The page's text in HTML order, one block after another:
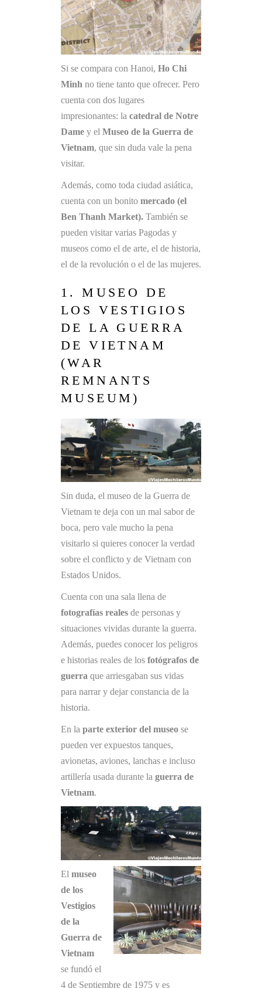
Si se compara con Hanoi, Ho Chi
Minh no tiene tanto que ofrecer. Pero
cuenta con dos lugares
impresionantes: la catedral de Notre
Dame y el Museo de la Guerra de
Vietnam, que sin duda vale la pena
visitar.
Además, como toda ciudad asiática,
cuenta con un bonito mercado (el
Ben Thanh Market). También se
pueden visitar varias Pagodas y
museos como el de arte, el de historia,
el de la revolución o el de las mujeres.
1. MUSEO DE
LOS VESTIGIOS
DE LA GUERRA
DE VIETNAM
(WAR
REMNANTS
MUSEUM)
Sin duda, el museo de la Guerra de
Vietnam te deja con un mal sabor de
boca, pero vale mucho la pena
visitarlo si quieres conocer la verdad
sobre el conflicto y de Vietnam con
Estados Unidos.
Cuenta con una sala llena de
fotografías reales de personas y
situaciones vividas durante la guerra.
Además, puedes conocer los peligros
e historias reales de los fotógrafos de
guerra que arriesgaban sus vidas
para narrar y dejar constancia de la
historia.
En la parte exterior del museo se
pueden ver expuestos tanques,
avionetas, aviones, lanchas e incluso
artillería usada durante la guerra de
Vietnam.
El museo
de los
Vestigios
de la
Guerra de
Vietnam
se fundó el
4 de Septiembre de 1975 y es